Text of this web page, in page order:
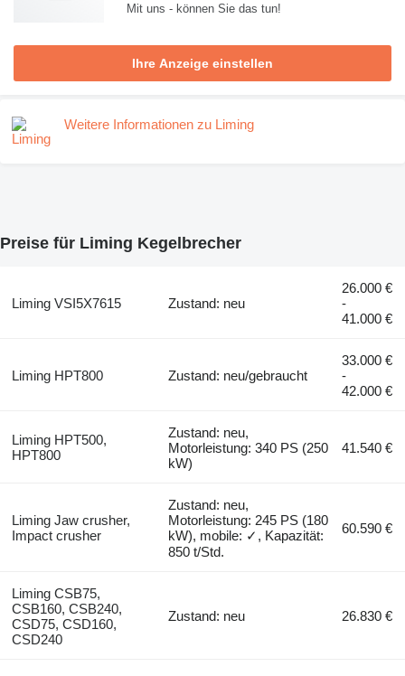
Mit uns - können Sie das tun!
Ihre Anzeige einstellen
Weitere Informationen zu Liming
Preise für Liming Kegelbrecher
Liming VSI5X7615 Zustand: neu
26.000 €
-
41.000 €
Liming HPT800 Zustand: neu/gebraucht
33.000 €
-
42.000 €
Liming HPT500,
HPT800
Zustand: neu,
Motorleistung: 340 PS (250
kW)
41.540 €
Liming Jaw crusher,
Impact crusher
Zustand: neu,
Motorleistung: 245 PS (180
kW), mobile: ✓, Kapazität:
850 t/Std.
60.590 €
Liming CSB75,
CSB160, CSB240,
CSD75, CSD160,
CSD240
Zustand: neu 26.830 €